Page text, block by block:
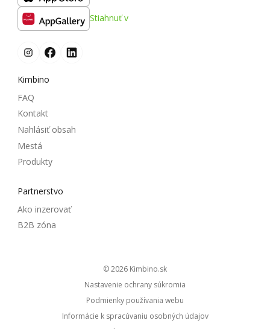
Stiahnuť v
Kimbino
FAQ
Kontakt
Nahlásiť obsah
Mestá
Produkty
Partnerstvo
Ako inzerovať
B2B zóna
© 2026
kimbino.sk
Nastavenie ochrany súkromia
Podmienky používania webu
Informácie k spracúvaniu osobných údajov